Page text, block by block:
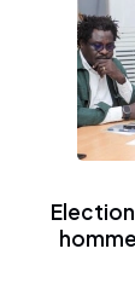
Election